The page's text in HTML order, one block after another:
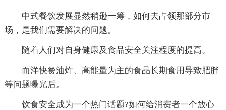
中式餐饮发展显然稍逊一筹，如何去占领那部分市
场，是我们需要解决的问题。
随着人们对自身健康及食品安全关注程度的提高。
而洋快餐油炸、高能量为主的食品长期食用导致肥胖
等问题曝光后。
饮食安全成为一个热门话题?如何给消费者一个放心